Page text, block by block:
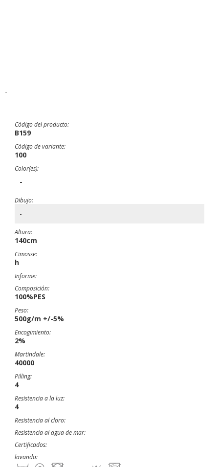
-
Código del producto:
B159
Código de variante:
100
Color(es):
-
Dibujo:
-
Altura:
140cm
Cimosse:
h
Informe:
Composición:
100%PES
Peso:
500g/m +/-5%
Encogimiento:
2%
Martindale:
40000
Pilling:
4
Resistencia a la luz:
4
Resistencia al cloro:
Resistencia al agua de mar:
Certificados:
lavando: